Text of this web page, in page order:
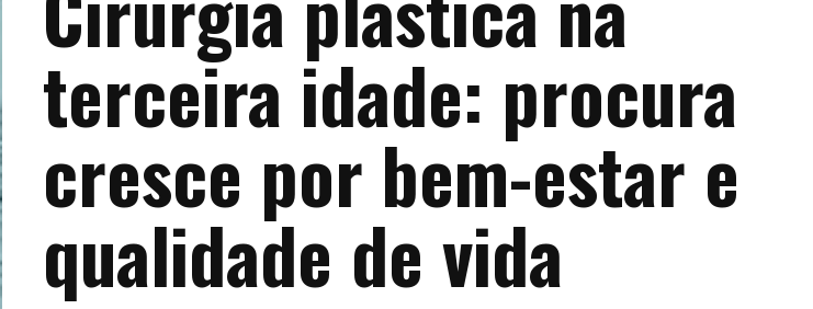
terceira idade: procura
cresce por bem-estar e
qualidade de vida